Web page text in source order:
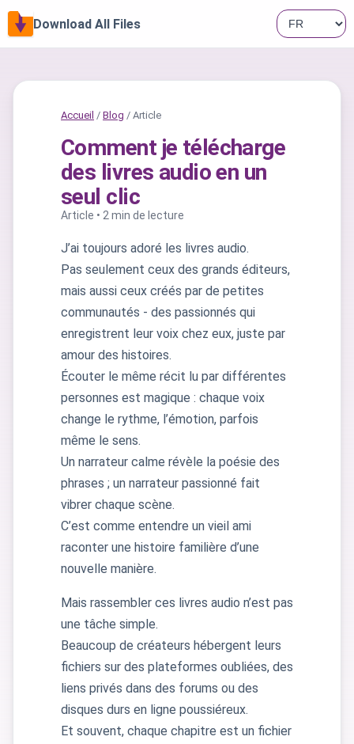
Download All Files
Accueil / Blog / Article
Comment je télécharge
des livres audio en un
seul clic
Article • 2 min de lecture
J’ai toujours adoré les livres audio.
Pas seulement ceux des grands éditeurs,
mais aussi ceux créés par de petites
communautés - des passionnés qui
enregistrent leur voix chez eux, juste par
amour des histoires.
Écouter le même récit lu par différentes
personnes est magique : chaque voix
change le rythme, l’émotion, parfois
même le sens.
Un narrateur calme révèle la poésie des
phrases ; un narrateur passionné fait
vibrer chaque scène.
C’est comme entendre un vieil ami
raconter une histoire familière d’une
nouvelle manière.
Mais rassembler ces livres audio n’est pas
une tâche simple.
Beaucoup de créateurs hébergent leurs
fichiers sur des plateformes oubliées, des
liens privés dans des forums ou des
disques durs en ligne poussiéreux.
Et souvent, chaque chapitre est un fichier